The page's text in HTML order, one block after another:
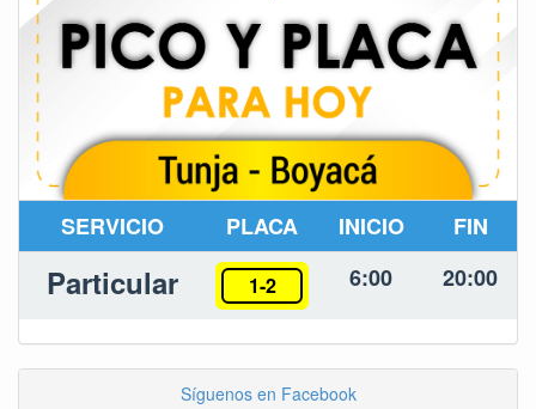
SERVICIO PLACA INICIO FIN
Particular 1-2 6:00 20:00
Síguenos en Facebook